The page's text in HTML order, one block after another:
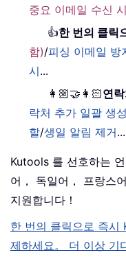
중요 이메일 수신
👍한 번의 클릭
함)/피싱 이메일 방
시...
👩🏼‍🤝‍👩🏻연
락처 추가 일괄 생성
할/생일 알림 제거...
Kutools 를 선호하는
어， 독일어， 프랑스
지원합니다！
한 번의 클릭으로 즉
제하세요。 더 이상 기